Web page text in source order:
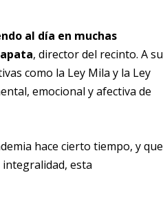
al día en muchas
, director del recinto. A su
como la Ley Mila y la Ley
emocional y afectiva de
hace cierto tiempo, y que
esta